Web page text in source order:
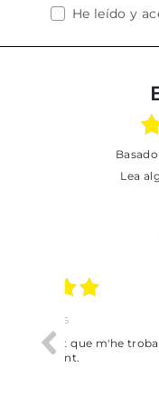
He leído y
Lea algunas de las opiniones
trobat
Bien pero